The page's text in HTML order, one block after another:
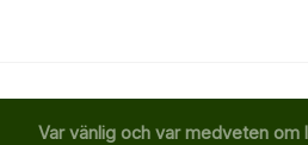
Var vänlig och var medveten om